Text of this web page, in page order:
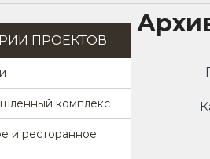
ПРОЕКТОВ
комплекс
и ресторанное